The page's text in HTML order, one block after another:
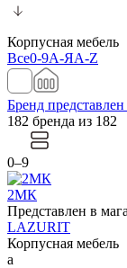
Корпусная мебель
Все0-9А-ЯA-Z
Бренд
182 бренда из 182
0–9
2МК
Представлен в
LAZURIT
Корпусная мебель
a